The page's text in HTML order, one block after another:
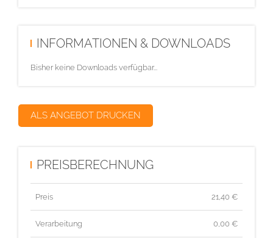
INFORMATIONEN & DOWNLOADS
Bisher keine Downloads verfügbar...
ALS ANGEBOT DRUCKEN
PREISBERECHNUNG
Preis 21,40 €
Verarbeitung 0,00 €